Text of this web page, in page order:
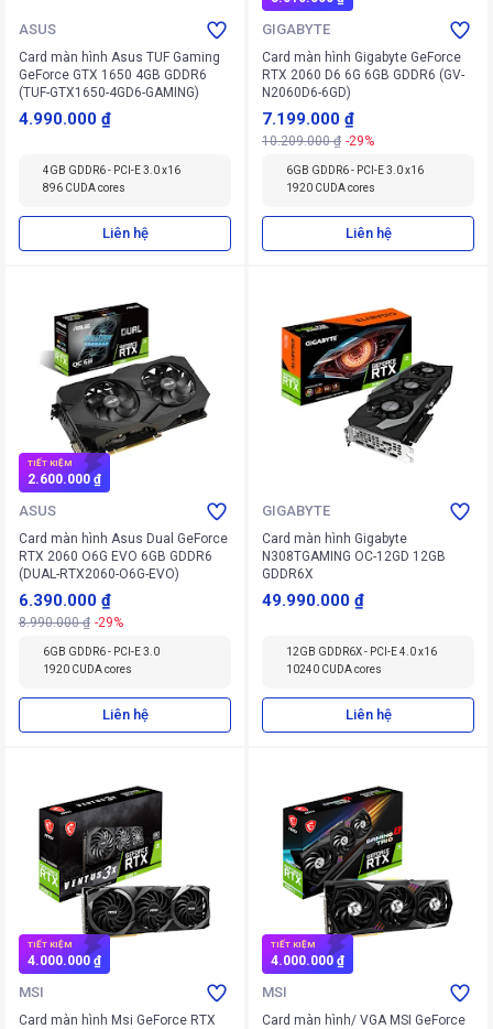
ASUS
Card màn hình Asus TUF Gaming
GeForce GTX 1650 4GB GDDR6
(TUF-GTX1650-4GD6-GAMING)
4.990.000 ₫
4GB GDDR6 - PCI-E 3.0 x16
896 CUDA cores
Liên hệ
GIGABYTE
Card màn hình Gigabyte GeForce
RTX 2060 D6 6G 6GB GDDR6 (GV-
N2060D6-6GD)
7.199.000 ₫
10.209.000 ₫ -29%
6GB GDDR6 - PCI-E 3.0 x16
1920 CUDA cores
Liên hệ
TIẾT KIỆM
2.600.000 ₫
ASUS
Card màn hình Asus Dual GeForce
RTX 2060 O6G EVO 6GB GDDR6
(DUAL-RTX2060-O6G-EVO)
6.390.000 ₫
8.990.000 ₫ -29%
6GB GDDR6 - PCI-E 3.0
1920 CUDA cores
Liên hệ
GIGABYTE
Card màn hình Gigabyte
N308TGAMING OC-12GD 12GB
GDDR6X
49.990.000 ₫
12GB GDDR6X - PCI-E 4.0 x16
10240 CUDA cores
Liên hệ
TIẾT KIỆM
4.000.000 ₫
MSI
Card màn hình Msi GeForce RTX
TIẾT KIỆM
4.000.000 ₫
MSI
Card màn hình/ VGA MSI GeForce